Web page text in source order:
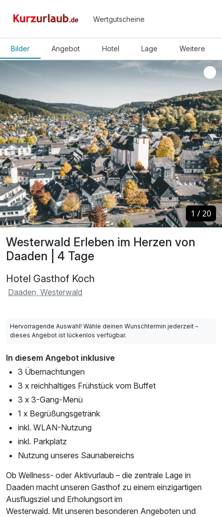
Wertgutscheine
Bilder Angebot Hotel Lage Weitere
Westerwald Erleben im Herzen von
Daaden | 4 Tage
Hotel Gasthof Koch
Daaden, Westerwald
1 /20
1 /20
Hervorragende Auswahl! Wähle deinen Wunschtermin jederzeit –
dieses Angebot ist lückenlos verfügbar.
In diesem Angebot inklusive
3 Übernachtungen
3 x reichhaltiges Frühstück vom Buffet
3 x 3-Gang-Menü
1 x Begrüßungsgetränk
inkl. WLAN-Nutzung
inkl. Parkplatz
Nutzung unseres Saunabereichs
Ob Wellness- oder Aktivurlaub – die zentrale Lage in
Daaden macht unseren Gasthof zu einem einzigartigen
Ausflugsziel und Erholungsort im
Westerwald. Mit unseren besonderen Angeboten und